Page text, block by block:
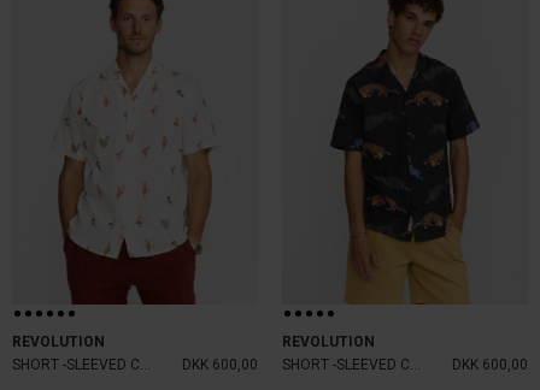
REVOLUTION
SHORT -SLEEVED CUBAN SHIRT
DKK 600,00
REVOLUTION
SHORT -SLEEVED CUBAN SHIRT
DKK 600,00